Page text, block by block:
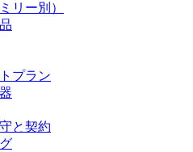
リー別）
プラン
と契約